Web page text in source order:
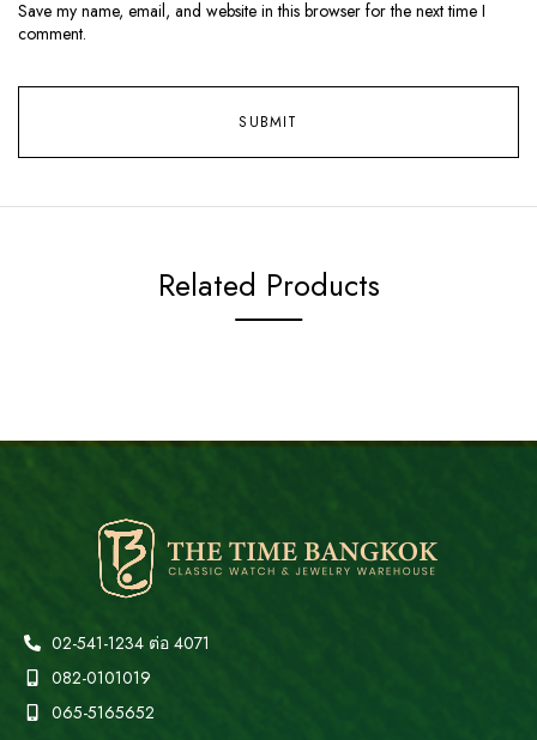
Save my name, email, and website in this browser for the next time I
comment.
Related Products
02-541-1234 ต่อ 4071
082-0101019
065-5165652